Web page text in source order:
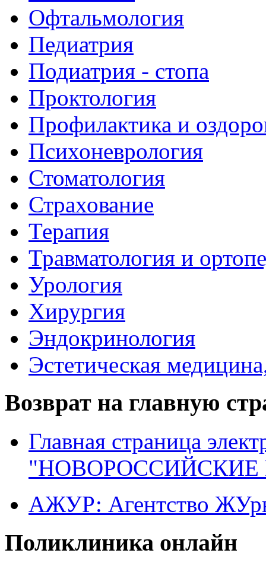
Офтальмология
Педиатрия
Подиатрия - стопа
Проктология
Профилактика и
Психоневрология
Стоматология
Страхование
Терапия
Травматология и
Урология
Хирургия
Эндокринология
Эстетическая
Возврат на главную
Главная страница
"НОВОРОССИЙСКИЕ
АЖУР: Агентство
Поликлиника онлайн